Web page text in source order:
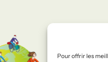
Pour offrir les